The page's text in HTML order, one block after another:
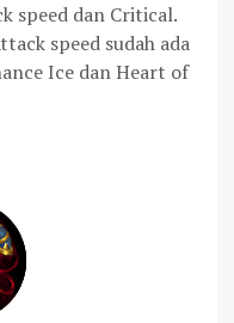
speed dan Critical.
speed sudah ada
Ice dan Heart of